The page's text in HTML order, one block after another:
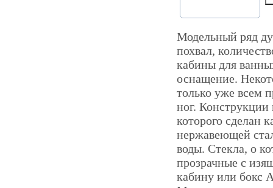
Модельный ряд
похвал,
кабины для
оснащение.
только уже всем
ног.
которого сделан
нержавеющей
воды. Стекла, о
прозрачные с
кабину или бокс